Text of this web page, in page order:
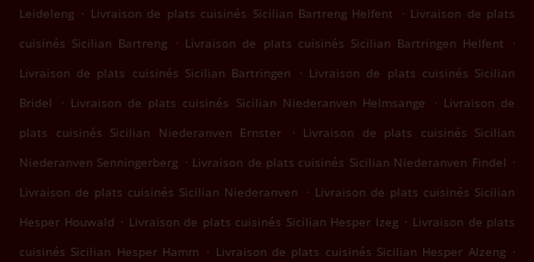
Leideleng . Livraison de plats cuisinés Sicilian Bartreng Helfent . Livraison de plats
cuisinés Sicilian Bartreng . Livraison de plats cuisinés Sicilian Bartringen Helfent
.
Livraison de plats cuisinés Sicilian Bartringen
. Livraison de plats cuisinés Sicilian
Bridel
. Livraison de plats cuisinés Sicilian Niederanven Helmsange . Livraison de
plats cuisinés Sicilian Niederanven Ernster
. Livraison de plats cuisinés Sicilian
Niederanven Senningerberg . Livraison de plats cuisinés Sicilian Niederanven Findel .
Livraison de plats cuisinés Sicilian Niederanven
. Livraison de plats cuisinés Sicilian
Hesper Houwald . Livraison de plats cuisinés Sicilian Hesper Izeg . Livraison de plats
cuisinés Sicilian Hesper Hamm . Livraison de plats cuisinés Sicilian Hesper Alzeng .